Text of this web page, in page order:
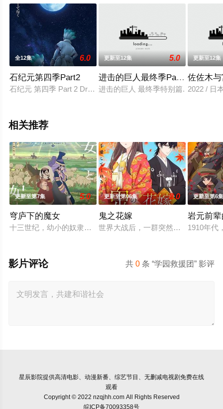
奈,茅野爱衣,折笠富美子,相泽舞,名冢佳织,日野聪,花泽香菜,
能登麻美子,渡边明乃,金光宣明,阪口大助,关智一,下野纮,高
本惠,小林优,野岛健儿,井口裕香,逢坂良太,平田真菜,堂坂晃
三,稻田彻,古谷彻,立花慎之介,齐藤佑圭,沼仓爱美,铃木达央,
喜多村英梨,浅仓杏美,兴津和等演员精彩演绎的日本动漫，
大结局剧情已揭晓（全77集），手机免费观看高清未删减
完整版动漫全集就上星辰电影网，更多剧情信息可移步至
全12集 6.0
石纪元第四季Part2
石纪元 第四季 Part 2 Dr.STONE SCIENCE FUTURE
更新至12集 5.0
进击的巨人最终季Part.2
进击的巨人 最终季特别篇.
更新至12集
佐佐木
2022 / 日
相关推荐
更新至第7集 5.0
穹庐下的魔女
十三世纪，幼小的奴隶希塔拉在伊朗东部城市图斯被奴隶商委
更新至第06集 8.0
鬼之花嫁
世界大战后，一群突然现身的妖怪帮
更新至第6
岩元前
1910年代
共0 条 “学园救援团” 影评
影片评论
星辰影院提供高清电影、动漫新番、综艺节目、无删减电视剧免费在线
观看
Copyright © 2022 nzqjhh.com All Rights Reserved
皖ICP备70093358号